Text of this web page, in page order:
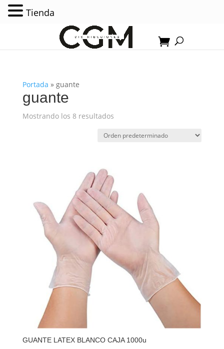
Portada » guante
guante
Mostrando los 8 resultados
GUANTE LATEX BLANCO CAJA 1000u
Tienda